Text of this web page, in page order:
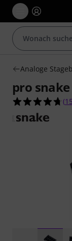
Analoge
pro
(